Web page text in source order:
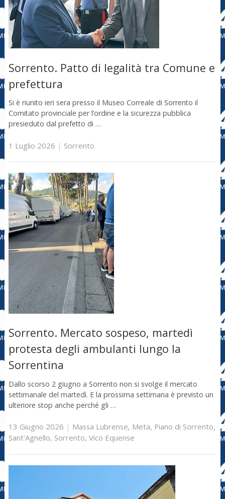
Sorrento. Patto di legalità tra Comune e
prefettura
Si è riunito ieri sera presso il Museo Correale di Sorrento il
Comitato provinciale per l’ordine e la sicurezza pubblica
presieduto dal prefetto di …
1 Luglio 2026 | Sorrento
Sorrento. Mercato sospeso, martedì
protesta degli ambulanti lungo la
Sorrentina
Dallo scorso 2 giugno a Sorrento non si svolge il mercato
settimanale del martedì. E la prossima settimana è previsto un
ulteriore stop anche perché gli …
13 Giugno 2026 | Massa Lubrense, Meta, Piano di Sorrento,
Sant'Agnello, Sorrento, Vico Equense